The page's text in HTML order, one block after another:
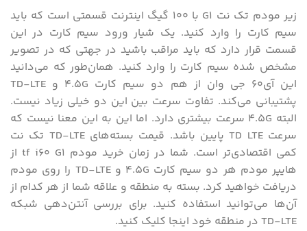
زیر مودم تک نت G1 با 100 گیگ اینترنت قسمتی است که باید
سیم کارت را وارد کنید. یک شیار ورود سیم کارت در این
قسمت قرار دارد که باید مراقب باشید در جهتی که در تصویر
مشخص شده سیم کارت را وارد کنید. همان‌طور که می‌دانید
این آی60 جی وان از هم دو سیم کارت 4.5G و TD-LTE
پشتیبانی می‌کند. تفاوت سرعت بین این دو خیلی زیاد نیست.
البته 4.5G سرعت بیشتری دارد. اما این به این معنا نیست که
سرعت TD LTE پایین باشد. قیمت بسته‌های TD-LTE تک نت
کمی اقتصادی‌تر است. شما در زمان خرید مودم tf i60 G1 از
هایپر مودم هر دو سیم کارت 4.5G و TD-LTE را روی مودم
دریافت خواهید کرد. بسته به منطقه و علاقه شما از هر کدام از
آن‌ها می‌توانید استفاده کنید. برای بررسی آنتن‌دهی شبکه
TD-LTE در منطقه خود اینجا کلیک کنید.